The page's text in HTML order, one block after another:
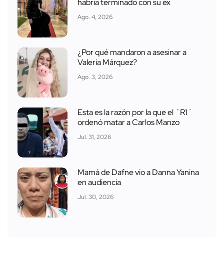
habría terminado con su ex
Ago. 4, 2026
¿Por qué mandaron a asesinar a
Valeria Márquez?
Ago. 3, 2026
Esta es la razón por la que el ´R1´
ordenó matar a Carlos Manzo
Jul. 31, 2026
Mamá de Dafne vio a Danna Yanina
en audiencia
Jul. 30, 2026